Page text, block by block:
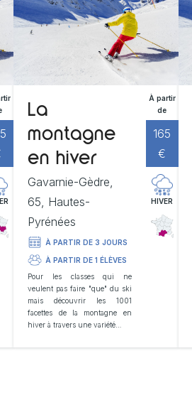
La
montagne
en hiver
Gavarnie-Gèdre,
65, Hautes-
Pyrénées
À PARTIR DE 3 JOURS
À PARTIR DE 1 ÉLÈVES
Pour les classes qui ne
veulent pas faire "que" du ski
mais découvrir les 1001
facettes de la montagne en
hiver à travers une variété…
À partir
de
165
€
HIVER